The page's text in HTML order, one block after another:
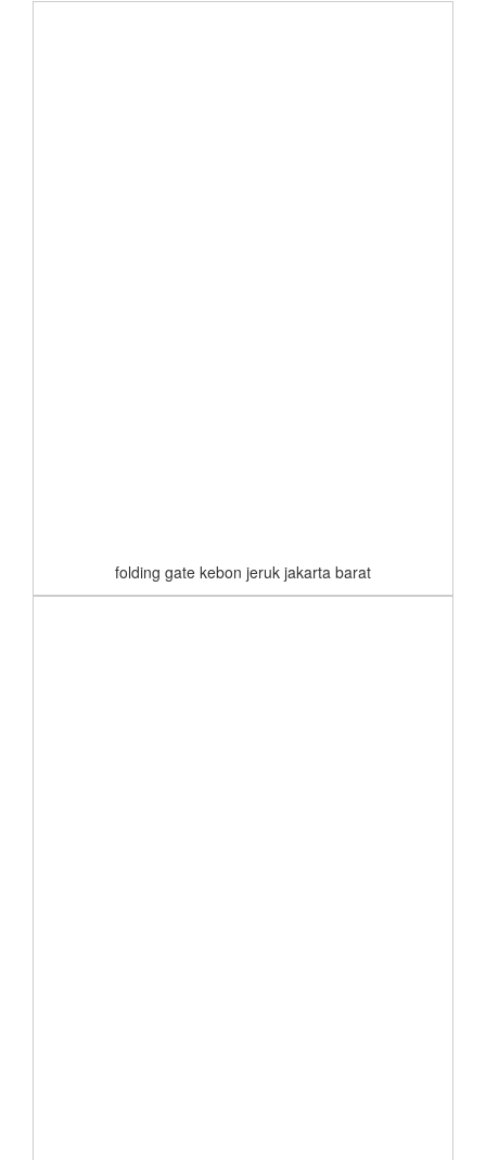
folding gate kebon jeruk jakarta barat